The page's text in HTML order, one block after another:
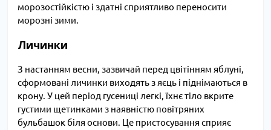
морозостійкістю і здатні сприятливо переносити
морозні зими.
Личинки
З настанням весни, зазвичай перед цвітінням яблуні,
сформовані личинки виходять з яєць і піднімаються в
крону. У цей період гусениці легкі, їхнє тіло вкрите
густими щетинками з наявністю повітряних
бульбашок біля основи. Це пристосування сприяє